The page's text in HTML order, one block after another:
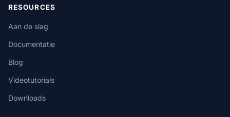
RESOURCES
Aan de slag
Documentatie
Blog
Videotutorials
Downloads